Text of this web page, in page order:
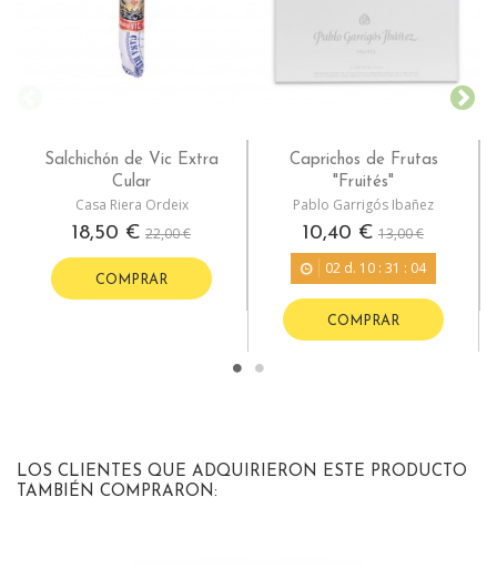
Salchichón de Vic Extra
Cular
Casa Riera Ordeix
18,50 € 22,00 €
COMPRAR
Caprichos de Frutas
"Fruités"
Pablo Garrigós Ibañez
10,40 € 13,00 €
02d. 10: 31 : 04
COMPRAR
LOS CLIENTES QUE ADQUIRIERON ESTE PRODUCTO
TAMBIÉN COMPRARON: